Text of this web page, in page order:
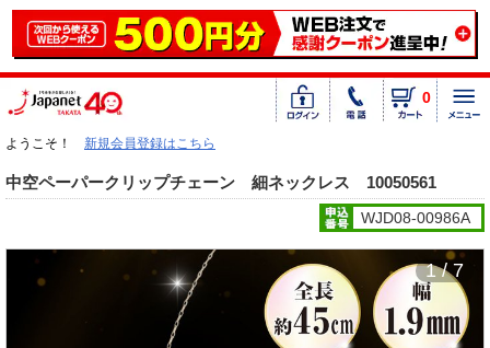
0
ようこそ！ 新規会員登録はこちら
中空ペーパークリップチェーン 細ネックレス 10050561
WJD08-00986A
1 / 7